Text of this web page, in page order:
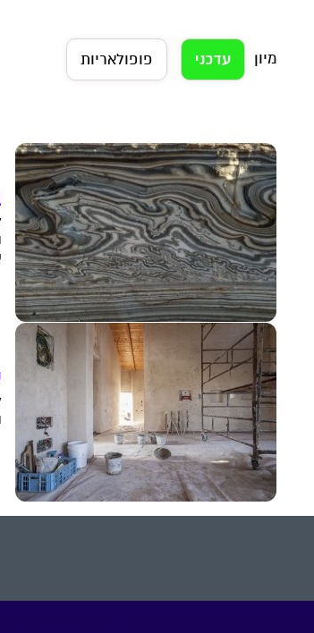
מיון עדכני פופולאריות